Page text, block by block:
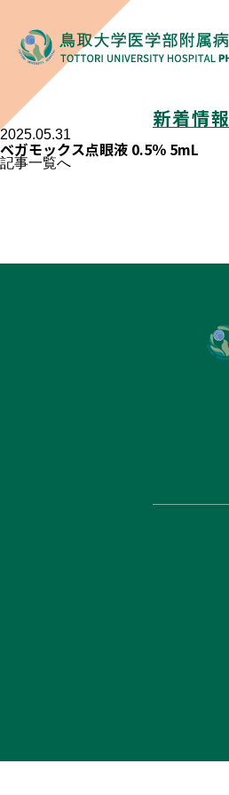
新着情報
2025.05.31
ベガモックス点眼液 0.5％ 5mL
記事一覧へ